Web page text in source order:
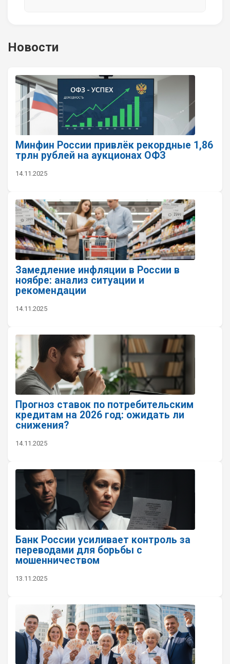
Новости
Минфин России привлёк рекордные 1,86
трлн рублей на аукционах ОФЗ
14.11.2025
Замедление инфляции в России в
ноябре: анализ ситуации и
рекомендации
14.11.2025
Прогноз ставок по потребительским
кредитам на 2026 год: ожидать ли
снижения?
14.11.2025
Банк России усиливает контроль за
переводами для борьбы с
мошенничеством
13.11.2025